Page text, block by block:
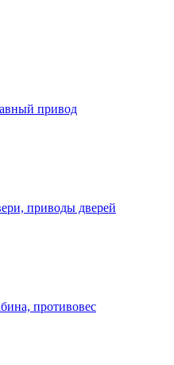
привод
приводы дверей
противовес